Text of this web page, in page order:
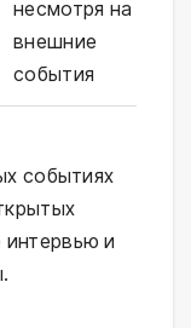
несмотря на
внешние
события
событиях
интервью и